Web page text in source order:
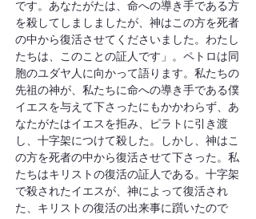
です。あなたがたは、命への導き手である方
を殺してしましましたが、神はこの方を死者
の中から復活させてくださいました。わたし
たちは、このことの証人です」。ペトロは同
胞のユダヤ人に向かって語ります。私たちの
先祖の神が、私たちに命への導き手である僕
イエスを与えて下さったにもかかわらず、あ
なたがたはイエスを拒み、ピラトに引き渡
し、十字架につけて殺した。しかし、神はこ
の方を死者の中から復活させて下さった。私
たちはキリストの復活の証人である。十字架
で殺されたイエスが、神によって復活され
た、キリストの復活の出来事に躓いたので